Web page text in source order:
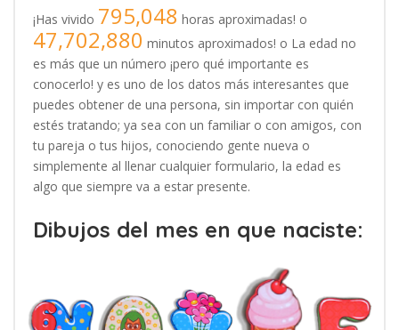
¡Has vivido 795,048 horas aproximadas! o
47,702,880 minutos aproximados! o La edad no
es más que un número ¡pero qué importante es
conocerlo! y es uno de los datos más interesantes que
puedes obtener de una persona, sin importar con quién
estés tratando; ya sea con un familiar o con amigos, con
tu pareja o tus hijos, conociendo gente nueva o
simplemente al llenar cualquier formulario, la edad es
algo que siempre va a estar presente.
Dibujos del mes en que naciste: